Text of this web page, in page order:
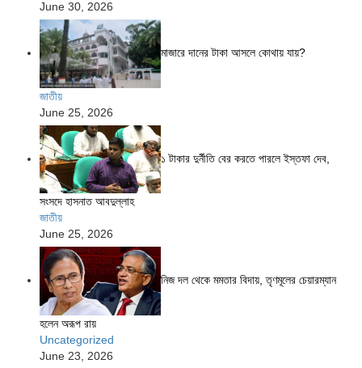
June 30, 2026
মাজারে দানের টাকা আসলে কোথায় যায়?
জাতীয়
June 25, 2026
১ টাকার দুর্নীতি বের করতে পারলে ইস্তফা দেব,
সংসদে হাসনাত আবদুল্লাহ
জাতীয়
June 25, 2026
নিজ দল থেকে মমতার বিদায়, তৃণমূলের চেয়ারম্যান
হলেন অরূপ রায়
Uncategorized
June 23, 2026